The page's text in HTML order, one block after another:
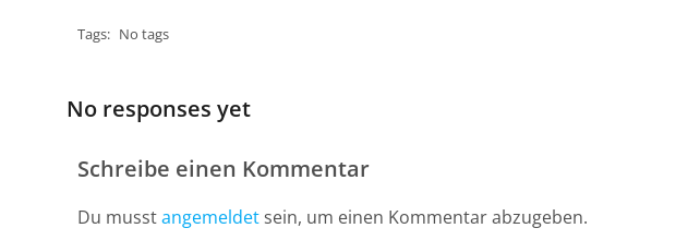
Tags: No tags
No responses yet
Schreibe einen Kommentar
Du musstangemeldet sein, um einen Kommentar abzugeben.